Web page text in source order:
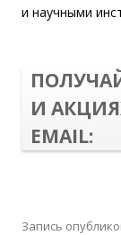
и научными
И
EMAIL:
Запись